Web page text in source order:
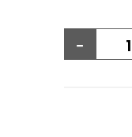
-